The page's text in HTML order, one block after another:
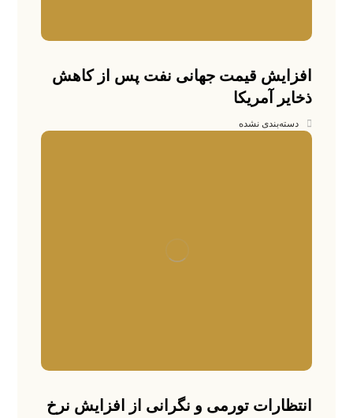
افزایش قیمت جهانی نفت پس از کاهش
ذخایر آمریکا
دسته‌بندی نشده
انتظارات تورمی و نگرانی از افزایش نرخ